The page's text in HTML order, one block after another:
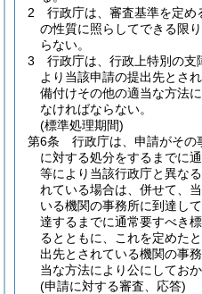
2
行政庁は、審査基準を定
の性質に照らしてできる限
らない。
3
行政庁は、行政上特別の支
より当該申請の提出先とさ
備付けその他の適当な方法
なければならない。
(標準処理期間)
第6条
行政庁は、申請がその
に対する処分をするまでに
等により当該行政庁と異な
れている場合は、併せて、
いる機関の事務所に到達し
達するまでに通常要すべき
るとともに、これを定めた
出先とされている機関の事
当な方法により公にしてお
(申請に対する審査、応答)